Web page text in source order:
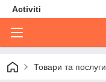
Activiti
Товари та послуги